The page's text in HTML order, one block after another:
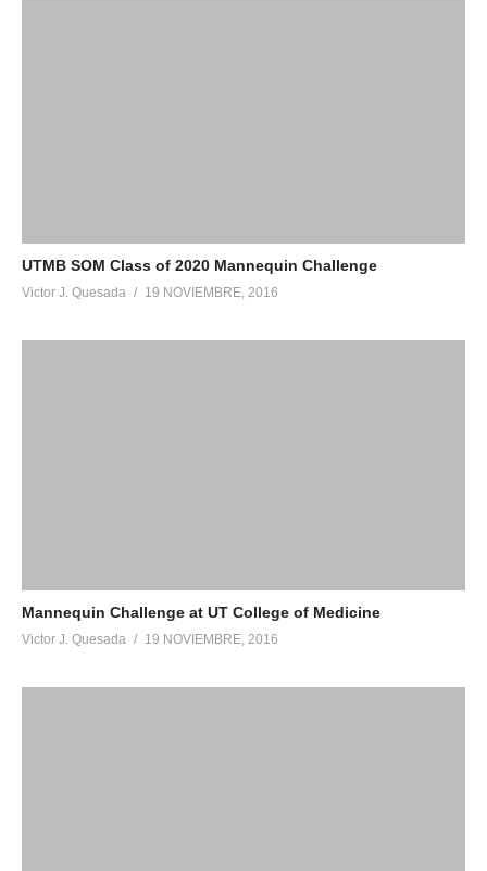
UTMB SOM Class of 2020 Mannequin Challenge
Victor J. Quesada 19 NOVIEMBRE, 2016
Mannequin Challenge at UT College of Medicine
Victor J. Quesada 19 NOVIEMBRE, 2016